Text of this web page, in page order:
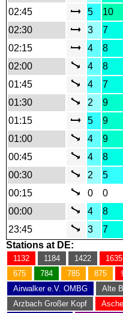
02:45
5 10
02:30
3 7
02:15
4 8
02:00
4 8
01:45
4 7
01:30
2 9
01:15
5 9
01:00
4 9
00:45
4 8
00:30
2 5
00:15
0 0
00:00
4 8
23:45
3 7
Stations at DE:
1132 1184 1422 1635
675
784 785 875
Airwalker e.V. OMBG
Alte
Arzbach Großer Kopf